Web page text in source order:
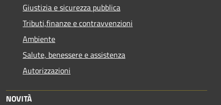
Giustizia e sicurezza pubblica
Tributi,finanze e contravvenzioni
Ambiente
Salute, benessere e assistenza
Autorizzazioni
NOVITÀ